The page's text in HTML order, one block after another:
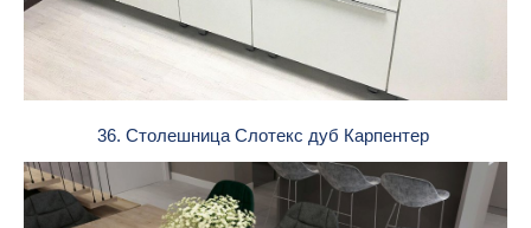
36. Столешница Слотекс дуб Карпентер